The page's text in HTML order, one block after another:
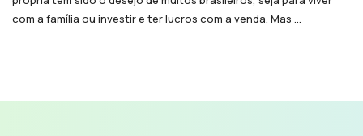
com a família ou investir e ter lucros com a venda. Mas ...